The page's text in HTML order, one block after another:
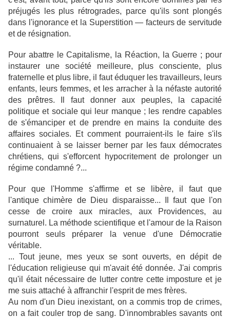
préjugés les plus rétrogrades, parce qu'ils sont plongés
dans l'ignorance et la Superstition — facteurs de servitude
et de résignation.
Pour abattre le Capitalisme, la Réaction, la Guerre ; pour
instaurer une société meilleure, plus consciente, plus
fraternelle et plus libre, il faut éduquer les travailleurs, leurs
enfants, leurs femmes, et les arracher à la néfaste autorité
des prêtres. Il faut donner aux peuples, la capacité
politique et sociale qui leur manque ; les rendre capables
de s'émanciper et de prendre en mains la conduite des
affaires sociales. Et comment pourraient-ils le faire s'ils
continuaient à se laisser berner par les faux démocrates
chrétiens, qui s'efforcent hypocritement de prolonger un
régime condamné ?...
Pour que l'Homme s'affirme et se libère, il faut que
l'antique chimère de Dieu disparaisse... Il faut que l'on
cesse de croire aux miracles, aux Providences, au
surnaturel. La méthode scientifique et l'amour de la Raison
pourront seuls préparer la venue d'une Démocratie
véritable.
... Tout jeune, mes yeux se sont ouverts, en dépit de
l'éducation religieuse qui m'avait été donnée. J'ai compris
qu'il était nécessaire de lutter contre cette imposture et je
me suis attaché à affranchir l'esprit de mes frères.
Au nom d'un Dieu inexistant, on a commis trop de crimes,
on a fait couler trop de sang. D'innombrables savants ont